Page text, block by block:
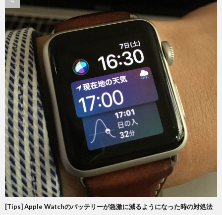
[Tips] Apple Watchのバッテリーが急激に減るようになった時の対処法